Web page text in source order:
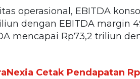
operasional, EBITDA
dengan EBITDA margin
mencapai Rp73,2 triliun
Cetak Pendapatan